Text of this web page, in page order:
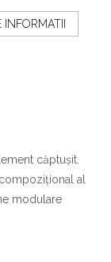
INFORMATII
căptușit.
al
modulare